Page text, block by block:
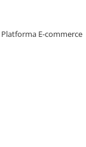
Platforma E-commerce